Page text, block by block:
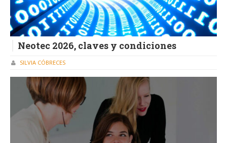
Neotec 2026, claves y condiciones
SILVIA CÓBRECES